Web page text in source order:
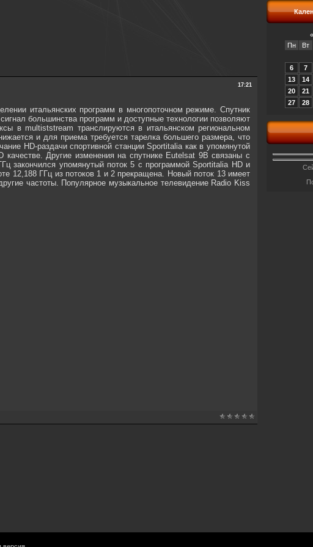
17:21
итальянских программ в многопоточном режиме. Спутник
большинства программ и доступные технологии позволяют
в multiststream транслируются в итальянском региональном
и для приема требуется тарелка большего размера, что
HD-раздачи спортивной станции Sportitalia как в упомянутой
Другие изменения на спутнике Eutelsat 9B связаны с
закончился упомянутый поток 5 с программой Sportitalia HD и
12,188 ГГц из потоков 1 и 2 прекращена. Новый поток 13 имеет
частоты. Популярное музыкальное телевидение Radio Kiss
«
Пн
Вт
6
7
13
14
20
21
27
28